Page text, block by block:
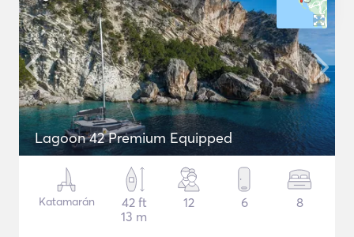
Lagoon 42 Premium Equipped
Katamarán
42 ft
13 m
12 6 8